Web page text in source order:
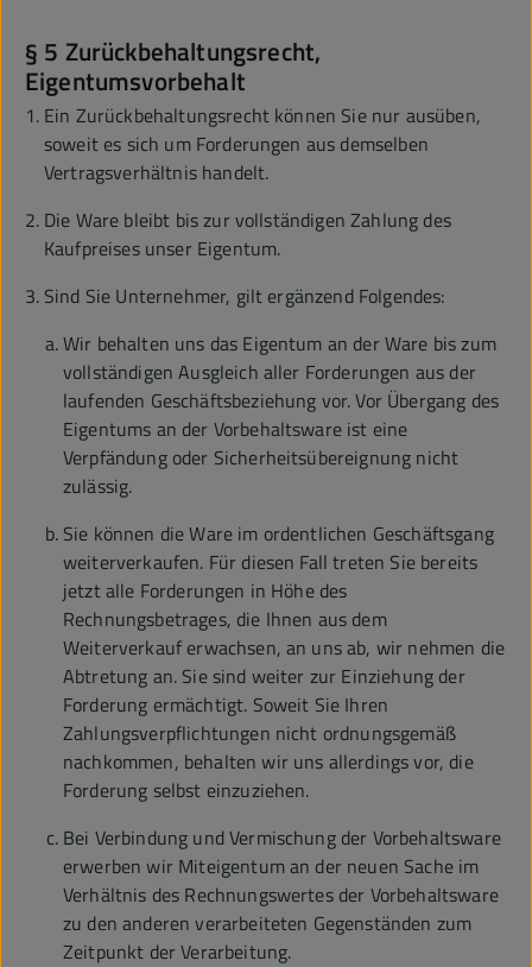
§ 5 Zurückbehaltungsrecht,
Eigentumsvorbehalt
Ein Zurückbehaltungsrecht können Sie nur ausüben,
soweit es sich um Forderungen aus demselben
Vertragsverhältnis handelt.
Die Ware bleibt bis zur vollständigen Zahlung des
Kaufpreises unser Eigentum.
Sind Sie Unternehmer, gilt ergänzend Folgendes:
Wir behalten uns das Eigentum an der Ware bis zum
vollständigen Ausgleich aller Forderungen aus der
laufenden Geschäftsbeziehung vor. Vor Übergang des
Eigentums an der Vorbehaltsware ist eine
Verpfändung oder Sicherheitsübereignung nicht
zulässig.
Sie können die Ware im ordentlichen Geschäftsgang
weiterverkaufen. Für diesen Fall treten Sie bereits
jetzt alle Forderungen in Höhe des
Rechnungsbetrages, die Ihnen aus dem
Weiterverkauf erwachsen, an uns ab, wir nehmen die
Abtretung an. Sie sind weiter zur Einziehung der
Forderung ermächtigt. Soweit Sie Ihren
Zahlungsverpflichtungen nicht ordnungsgemäß
nachkommen, behalten wir uns allerdings vor, die
Forderung selbst einzuziehen.
Bei Verbindung und Vermischung der Vorbehaltsware
erwerben wir Miteigentum an der neuen Sache im
Verhältnis des Rechnungswertes der Vorbehaltsware
zu den anderen verarbeiteten Gegenständen zum
Zeitpunkt der Verarbeitung.